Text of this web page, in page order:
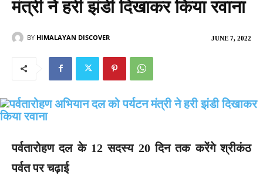
मंत्री ने हरी झंडी दिखाकर किया रवाना
JUNE 7, 2022
BY HIMALAYAN DISCOVER
पर्वतारोहण दल के 12 सदस्य 20 दिन तक करेंगे श्रीकंठ
पर्वत पर चढ़ाई